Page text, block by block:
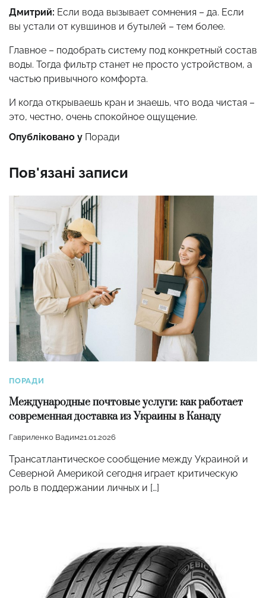
Дмитрий: Если вода вызывает сомнения – да. Если
вы устали от кувшинов и бутылей – тем более.
Главное – подобрать систему под конкретный состав
воды. Тогда фильтр станет не просто устройством, а
частью привычного комфорта.
И когда открываешь кран и знаешь, что вода чистая –
это, честно, очень спокойное ощущение.
Опубліковано у Поради
Пов'язані записи
ПОРАДИ
Международные почтовые услуги: как работает
современная доставка из Украины в Канаду
Гавриленко Вадим21.01.2026
Трансатлантическое сообщение между Украиной и
Северной Америкой сегодня играет критическую
роль в поддержании личных и […]